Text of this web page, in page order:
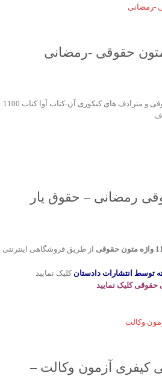
کتاب 1100 واژه ضروری متون حقوقی و مترادف های کنکوری آن-کتاب آوا کتاب 1100
از طریق فروشگاهی اینترنتی
توسط انتشارات دادستان کلیک نمایید
کلیک نمایید
کیفری آزمون وکالت –